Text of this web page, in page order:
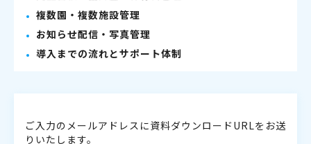
複数園・複数施設管理
お知らせ配信・写真管理
導入までの流れとサポート体制
ご入力のメールアドレスに資料ダウンロードURLをお送
りいたします。